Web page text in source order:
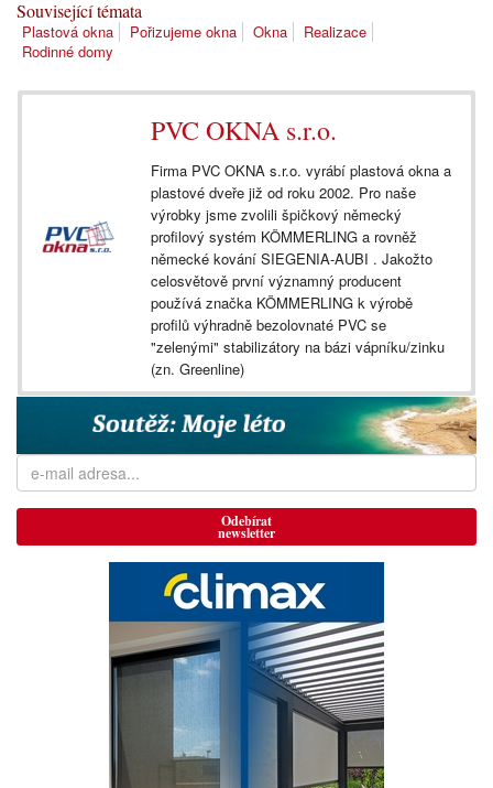
Související témata
Plastová okna Pořizujeme okna Okna
Realizace
Rodinné domy
PVC OKNA s.r.o.
Firma PVC OKNA s.r.o. vyrábí plastová okna a
plastové dveře již od roku 2002. Pro naše
výrobky jsme zvolili špičkový německý
profilový systém KÖMMERLING a rovněž
německé kování SIEGENIA-AUBI . Jakožto
celosvětově první významný producent
používá značka KÖMMERLING k výrobě
profilů výhradně bezolovnaté PVC se
"zelenými" stabilizátory na bázi vápníku/zinku
(zn. Greenline)
Odebírat
newsletter